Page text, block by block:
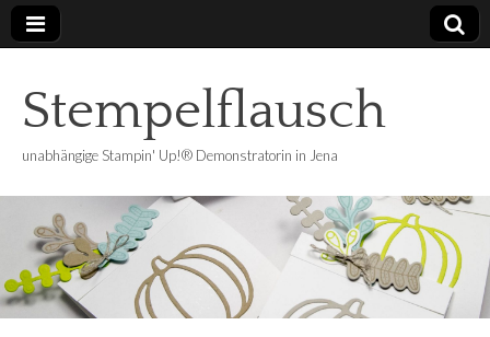
Stempelflausch
unabhängige Stampin' Up!® Demonstratorin in Jena